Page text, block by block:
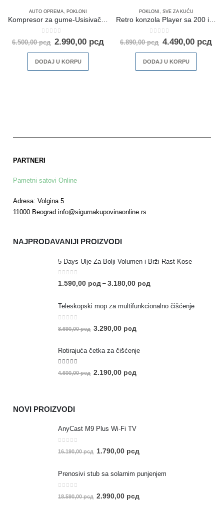
AUTO OPREMA, POKLONI
Kompresor za gume-Usisivač-Led Lampa
out of 5
6.500,00рсд 2.990,00 рсд
DODAJ U KORPU
POKLONI , SVE ZA KUĆU
Retro konzola Player sa 200 igara
out of 5
6.890,00рсд 4.490,00 рсд
DODAJ U KORPU
PARTNERI
Pametni satovi Online
Adresa: Volgina 5
11000 Beograd info@sigurnakupovinaonline.rs
NAJPRODAVANIJI PROIZVODI
5 Days Ulje Za Bolji Volumen i Brži Rast Kose
0 out of 5
1.590,00 рсд – 3.180,00 рсд
Teleskopski mop za multifunkcionalno čišćenje
8.690,00рсд 3.290,00 рсд
Rotirajuća četka za čišćenje
5.00out of 5
4.600,00рсд 2.190,00 рсд
NOVI PROIZVODI
AnyCast M9 Plus Wi-Fi TV
16.190,00рсд 1.790,00 рсд
Prenosivi stub sa solarnim punjenjem
18.590,00рсд 2.990,00 рсд